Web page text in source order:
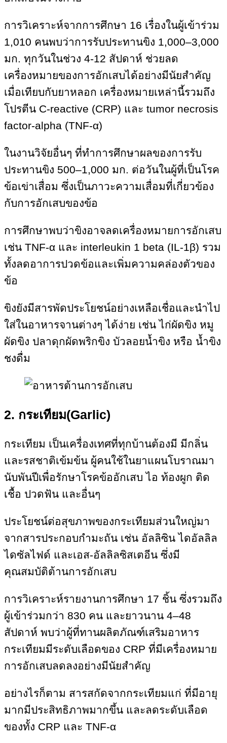
การวิเคราะห์จากการศึกษา 16 เรื่องในผู้เข้าร่วม
1,010 คนพบว่าการรับประทานขิง 1,000–3,000
มก. ทุกวันในช่วง 4-12 สัปดาห์ ช่วยลด
เครื่องหมายของการอักเสบได้อย่างมีนัยสำคัญ
เมื่อเทียบกับยาหลอก เครื่องหมายเหล่านี้รวมถึง
โปรตีน C-reactive (CRP) และ tumor necrosis
factor-alpha (TNF-α)
ในงานวิจัยอื่นๆ ที่ทำการศึกษาผลของการรับ
ประทานขิง 500–1,000 มก. ต่อวันในผู้ที่เป็นโรค
ข้อเข่าเสื่อม ซึ่งเป็นภาวะความเสื่อมที่เกี่ยวข้อง
กับการอักเสบของข้อ
การศึกษาพบว่าขิงอาจลดเครื่องหมายการอักเสบ
เช่น TNF-α และ interleukin 1 beta (IL-1β) รวม
ทั้งลดอาการปวดข้อและเพิ่มความคล่องตัวของ
ข้อ
ขิงยังมีสารพัดประโยชน์อย่างเหลือเชื่อและนำไป
ใส่ในอาหารจานต่างๆ ได้ง่าย เช่น ไก่ผัดขิง หมู
ผัดขิง ปลาดุกผัดพริกขิง บัวลอยน้ำขิง หรือ น้ำขิง
ชงดื่ม
2. กระเทียม(Garlic)
กระเทียม เป็นเครื่องเทศที่ทุกบ้านต้องมี มีกลิ่น
และรสชาติเข้มข้น ผู้คนใช้ในยาแผนโบราณมา
นับพันปีเพื่อรักษาโรคข้ออักเสบ ไอ ท้องผูก ติด
เชื้อ ปวดฟัน และอื่นๆ
ประโยชน์ต่อสุขภาพของกระเทียมส่วนใหญ่มา
จากสารประกอบกำมะถัน เช่น อัลลิซิน ไดอัลลิล
ไดซัลไฟด์ และเอส-อัลลิลซิสเตอีน ซึ่งมี
คุณสมบัติต้านการอักเสบ
การวิเคราะห์รายงานการศึกษา 17 ชิ้น ซึ่งรวมถึง
ผู้เข้าร่วมกว่า 830 คน และยาวนาน 4–48
สัปดาห์ พบว่าผู้ที่ทานผลิตภัณฑ์เสริมอาหาร
กระเทียมมีระดับเลือดของ CRP ที่มีเครื่องหมาย
การอักเสบลดลงอย่างมีนัยสำคัญ
อย่างไรก็ตาม สารสกัดจากกระเทียมแก่ ที่มีอายุ
มากมีประสิทธิภาพมากขึ้น และลดระดับเลือด
ของทั้ง CRP และ TNF-α